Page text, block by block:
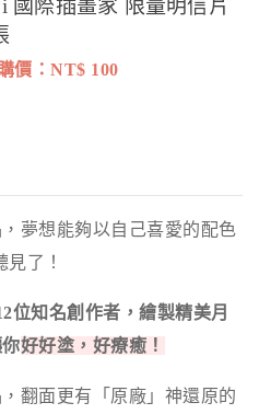
國際插畫家 限量明信片
價：NT$ 100
夢想能夠以自己喜愛的配色
了！
位知名創作者，繪製精美月
好好塗，好療癒！
翻面更有「原廠」神還原的